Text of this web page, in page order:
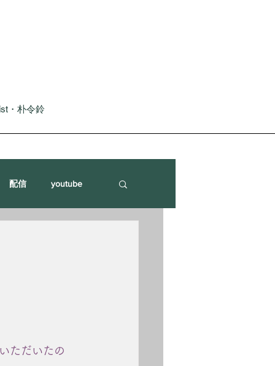
・朴令鈴
配信 youtube
ただいたの